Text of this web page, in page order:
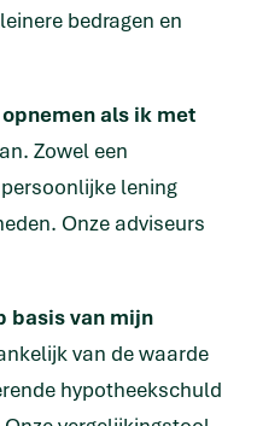
bedragen en
als ik met
Zowel een
lening
Onze adviseurs
basis van mijn
van de waarde
hypotheekschuld